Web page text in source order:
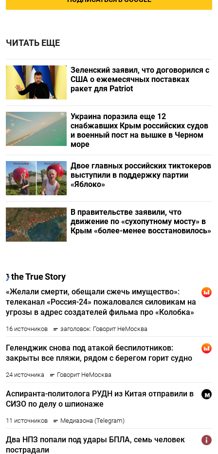
ЧИТАТЬ ЕЩЕ
Зеленский заявил, что договорился с
США о ежемесячных поставках
ракет для Patriot
Украина поразила еще 12
снабжавших Крым российских судов
и военный пост на вышке в Черном
море
Двое главных российских тиктокеров
выступили в поддержку партии
«Яблоко»
В правительстве заявили, что
движение по «сухопутному мосту» в
Крым «более-менее восстановилось»